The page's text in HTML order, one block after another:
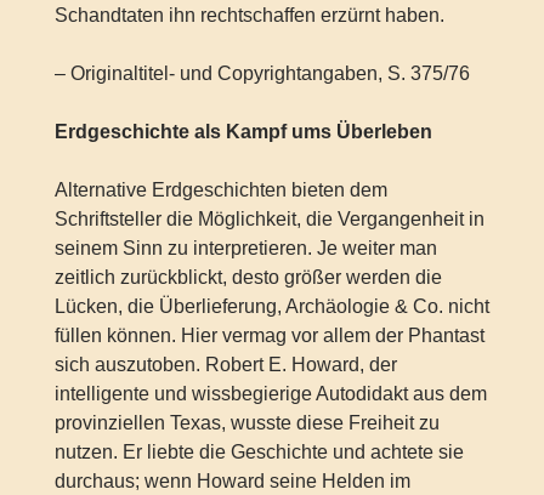
Schandtaten ihn rechtschaffen erzürnt haben.
– Originaltitel- und Copyrightangaben, S. 375/76
Erdgeschichte als Kampf ums Überleben
Alternative Erdgeschichten bieten dem
Schriftsteller die Möglichkeit, die Vergangenheit in
seinem Sinn zu interpretieren. Je weiter man
zeitlich zurückblickt, desto größer werden die
Lücken, die Überlieferung, Archäologie & Co. nicht
füllen können. Hier vermag vor allem der Phantast
sich auszutoben. Robert E. Howard, der
intelligente und wissbegierige Autodidakt aus dem
provinziellen Texas, wusste diese Freiheit zu
nutzen. Er liebte die Geschichte und achtete sie
durchaus; wenn Howard seine Helden im